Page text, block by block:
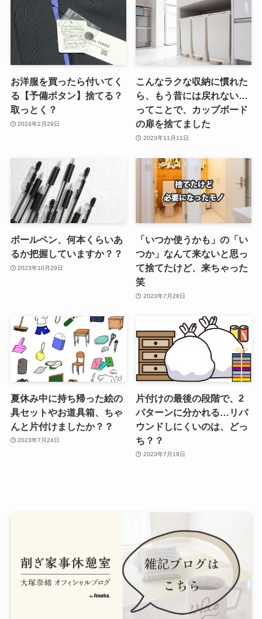
お洋服を買ったら付いてく
る【予備ボタン】捨てる？
取っとく？
2024年2月29日
こんなラクな収納に慣れた
ら、もう昔には戻れない…
ってことで、カップボード
の扉を捨てました
2023年11月11日
ボールペン、何本くらいあ
るか把握していますか？？
2023年10月29日
「いつか使うかも」の「い
つか」なんて来ないと思っ
て捨てたけど、来ちゃった
笑
2023年7月28日
夏休み中に持ち帰った絵の
具セットやお道具箱、ちゃ
んと片付けましたか？？
2023年7月24日
片付けの最後の段階で、2
パターンに分かれる…リバ
ウンドしにくいのは、どっ
ち？？
2023年7月19日